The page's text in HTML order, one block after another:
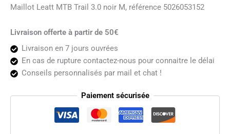
Maillot Leatt MTB Trail 3.0 noir M, référence 5026053152
Livraison offerte à partir de 50€
Livraison en 7 jours ouvrées
En cas de rupture contactez-nous pour connaitre le délai
Conseils personnalisés par mail et chat !
Paiement sécurisée